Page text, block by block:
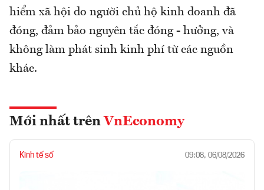
hiểm xã hội do người chủ hộ kinh doanh đã
đóng, đảm bảo nguyên tắc đóng - hưởng, và
không làm phát sinh kinh phí từ các nguồn
khác.
Mới nhất trên VnEconomy
Kinh tế số 09:08, 06/08/2026